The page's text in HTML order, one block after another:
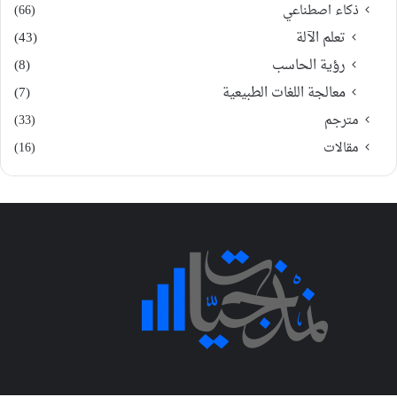
ذكاء اصطناعي (66)
تعلم الآلة
(43)
رؤية الحاسب
(8)
معالجة اللغات الطبيعية
(7)
مترجم
(33)
مقالات
(16)